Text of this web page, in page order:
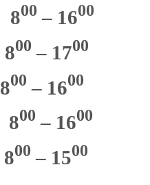
800 – 1600
800 – 1700
800 – 1600
800 – 1600
800 – 1500